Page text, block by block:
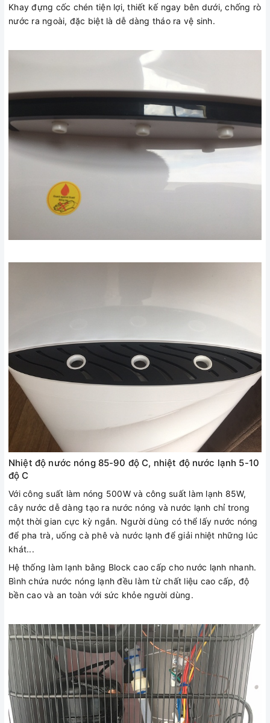
Khay đựng cốc chén tiện lợi, thiết kế ngay bên dưới, chống rò
nước ra ngoài, đặc biệt là dễ dàng tháo ra vệ sinh.
Nhiệt độ nước nóng 85-90 độ C, nhiệt độ nước lạnh 5-10
độ C
Với công suất làm nóng 500W và công suất làm lạnh 85W,
cây nước dễ dàng tạo ra nước nóng và nước lạnh chỉ trong
một thời gian cực kỳ ngắn. Người dùng có thể lấy nước nóng
để pha trà, uống cà phê và nước lạnh để giải nhiệt những lúc
khát...
Hệ thống làm lạnh bằng Block cao cấp cho nước lạnh nhanh.
Bình chứa nước nóng lạnh đều làm từ chất liệu cao cấp, độ
bền cao và an toàn với sức khỏe người dùng.